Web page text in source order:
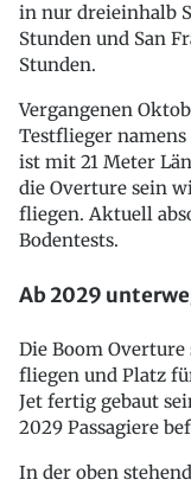
in nur dreieinhalb
Stunden und San
Stunden.
Vergangenen
Testflieger
ist mit 21 Meter
die Overture sein
fliegen. Aktuell
Bodentests.
Ab 2029
Die Boom
fliegen und Platz
Jet fertig gebaut
2029 Passagiere
In der oben